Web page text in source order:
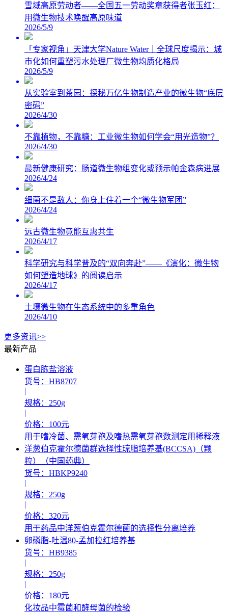
雪域高原劳动者——全国五一劳动奖章获得者张玉红：
用微生物技术唤醒高原味道
2026/5/9
「专家视角」天津大学Nature Water｜全球尺度揭示：城
市化如何重塑污水处理厂微生物均质化格局
2026/5/9
从实验室到茶园：探秘万亿生物制造产业的微生物“底层
密码”
2026/4/30
不靠植物，不靠糖：工业微生物如何学会“用光造物”？
2026/4/30
最新健康研究：肠道微生物组变化或预示帕金森病进展
2026/4/24
细菌不是敌人：你身上住着一个“微生物军团”
2026/4/24
远古微生物竟能互惠共生
2026/4/17
科学研究与科学普及的“双向奔赴”——《演化：微生物
如何塑造地球》的阅读启示
2026/4/17
土壤微生物在生态系统中的多重角色
2026/4/10
更多资讯>>
最新产品
蛋白胨盐溶液
货号：HB8707
|
规格：250g
|
价格：100元
用于嗜冷菌、需氧芽孢及嗜热需氧芽孢数测定用稀释液
洋葱伯克霍尔德菌群选择性琼脂培养基(BCCSA)（颗
粒）（中国药典）
货号：HBKP9240
|
规格：250g
|
价格：320元
用于药品中洋葱伯克霍尔德菌的选择性分离培养
卵磷脂-吐温80-孟加拉红培养基
货号：HB9385
|
规格：250g
|
价格：180元
化妆品中霉菌和酵母菌的检验